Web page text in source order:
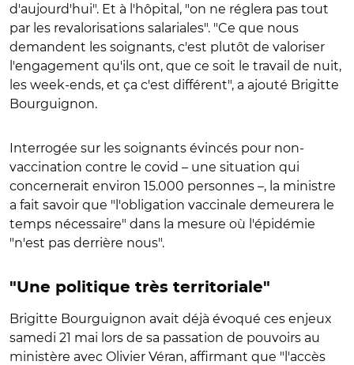
d'aujourd'hui". Et à l'hôpital, "on ne réglera pas tout
par les revalorisations salariales". "Ce que nous
demandent les soignants, c'est plutôt de valoriser
l'engagement qu'ils ont, que ce soit le travail de nuit,
les week-ends, et ça c'est différent", a ajouté Brigitte
Bourguignon.
Interrogée sur les soignants évincés pour non-
vaccination contre le covid – une situation qui
concernerait environ 15.000 personnes –, la ministre
a fait savoir que "l'obligation vaccinale demeurera le
temps nécessaire" dans la mesure où l'épidémie
"n'est pas derrière nous".
"Une politique très territoriale"
Brigitte Bourguignon avait déjà évoqué ces enjeux
samedi 21 mai lors de sa passation de pouvoirs au
ministère avec Olivier Véran, affirmant que "l'accès